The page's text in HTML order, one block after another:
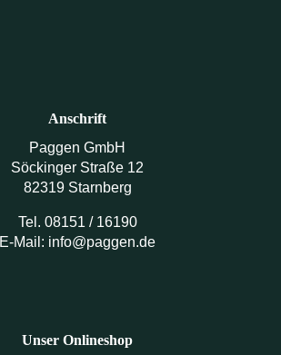
Anschrift
Paggen GmbH
Söckinger Straße 12
82319 Starnberg
Tel. 08151 / 16190
E-Mail: info@paggen.de
Unser Onlineshop